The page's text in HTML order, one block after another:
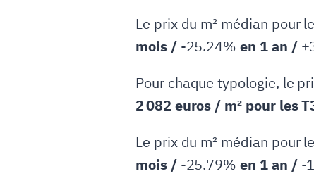
Le prix du m² médian pour
mois / -25.24% en 1 an /
Pour chaque typologie, le
2 082 euros / m² pour les
Le prix du m² médian pour
mois / -25.79% en 1 an / -